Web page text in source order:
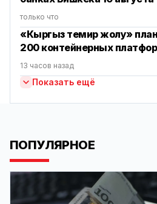
только что
«Кыргыз темир жолу»
200 контейнерных
13 часов назад
Показать ещё
ПОПУЛЯРНОЕ